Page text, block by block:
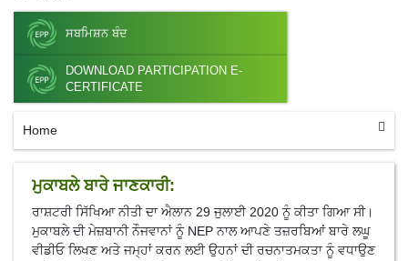
ਸਬਮਿਸ਼ਨ ਬੰਦ
DOWNLOAD PARTICIPATION E-
CERTIFICATE
Home
ਮੁਕਾਬਲੇ ਬਾਰੇ ਜਾਣਕਾਰੀ:
ਰਾਸ਼ਟਰੀ ਸਿੱਖਿਆ ਨੀਤੀ ਦਾ ਐਲਾਨ 29 ਜੁਲਾਈ 2020 ਨੂੰ ਕੀਤਾ ਗਿਆ ਸੀ।
ਮੁਕਾਬਲੇ ਦੀ ਮੇਜ਼ਬਾਨੀ ਨੌਜਵਾਨਾਂ ਨੂੰ NEP ਨਾਲ ਆਪਣੇ ਤਜ਼ਰਬਿਆਂ ਬਾਰੇ ਲਘੂ
ਵੀਡੀਓ ਲਿਖਣ ਅਤੇ ਜਮ੍ਹਾਂ ਕਰਨ ਲਈ ਉਹਨਾਂ ਦੀ ਰਚਨਾਤਮਕਤਾ ਨੂੰ ਵਧਾਉਣ